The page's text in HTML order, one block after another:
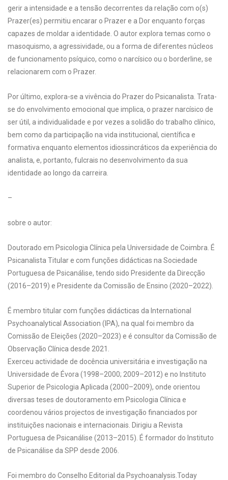
gerir a intensidade e a tensão decorrentes da relação com o(s)
Prazer(es) permitiu encarar o Prazer e a Dor enquanto forças
capazes de moldar a identidade. O autor explora temas como o
masoquismo, a agressividade, ou a forma de diferentes núcleos
de funcionamento psíquico, como o narcísico ou o borderline, se
relacionarem com o Prazer.
Por último, explora-se a vivência do Prazer do Psicanalista. Trata-
se do envolvimento emocional que implica, o prazer narcísico de
ser útil, a individualidade e por vezes a solidão do trabalho clínico,
bem como da participação na vida institucional, científica e
formativa enquanto elementos idiossincráticos da experiência do
analista, e, portanto, fulcrais no desenvolvimento da sua
identidade ao longo da carreira.
–
sobre o autor:
Doutorado em Psicologia Clínica pela Universidade de Coimbra. É
Psicanalista Titular e com funções didácticas na Sociedade
Portuguesa de Psicanálise, tendo sido Presidente da Direcção
(2016–2019) e Presidente da Comissão de Ensino (2020–2022).
É membro titular com funções didácticas da International
Psychoanalytical Association (IPA), na qual foi membro da
Comissão de Eleições (2020–2023) e é consultor da Comissão de
Observação Clínica desde 2021.
Exerceu actividade de docência universitária e investigação na
Universidade de Évora (1998–2000; 2009–2012) e no Instituto
Superior de Psicologia Aplicada (2000–2009), onde orientou
diversas teses de doutoramento em Psicologia Clínica e
coordenou vários projectos de investigação financiados por
instituições nacionais e internacionais. Dirigiu a Revista
Portuguesa de Psicanálise (2013–2015). É formador do Instituto
de Psicanálise da SPP desde 2006.
Foi membro do Conselho Editorial da Psychoanalysis.Today